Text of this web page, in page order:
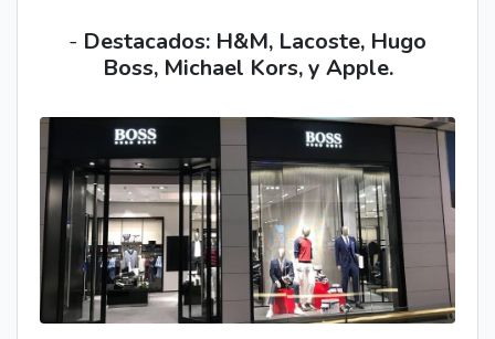
- Destacados: H&M, Lacoste, Hugo
Boss, Michael Kors, y Apple.